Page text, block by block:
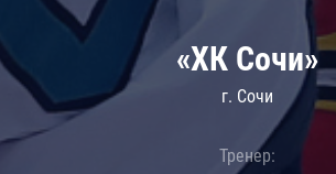
«ХК Сочи»
г. Сочи
Тренер: